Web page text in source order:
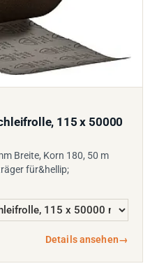
115 x 50000
Breite, Korn 180, 50 m
für&hellip;
Details ansehen→